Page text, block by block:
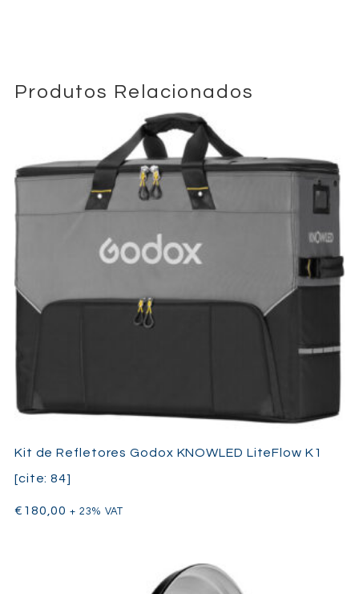
montagem rápida.
Produtos Relacionados
Kit de Refletores Godox KNOWLED LiteFlow K1
[cite: 84]
€ 180,00 + 23% VAT